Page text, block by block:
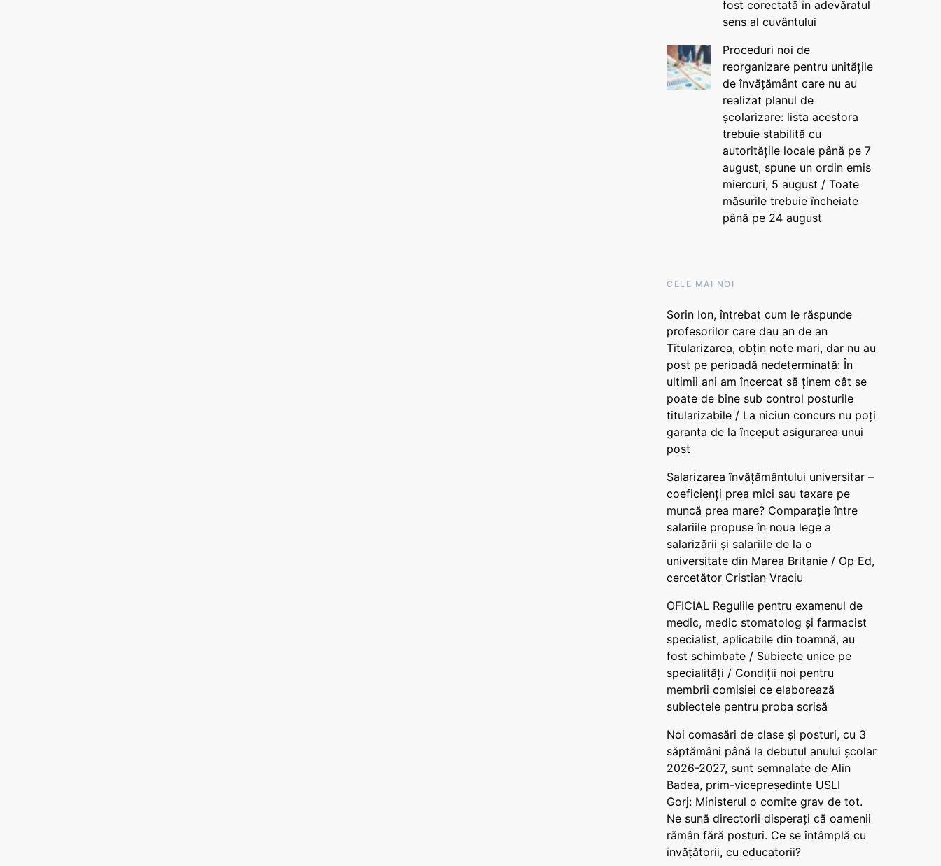
fost corectată în adevăratul
sens al cuvântului
Proceduri noi de
reorganizare pentru unitățile
de învățământ care nu au
realizat planul de
școlarizare: lista acestora
trebuie stabilită cu
autoritățile locale până pe 7
august, spune un ordin emis
miercuri, 5 august / Toate
măsurile trebuie încheiate
până pe 24 august
CELE MAI NOI
Sorin Ion, întrebat cum le răspunde
profesorilor care dau an de an
Titularizarea, obțin note mari, dar nu au
post pe perioadă nedeterminată: În
ultimii ani am încercat să ținem cât se
poate de bine sub control posturile
titularizabile / La niciun concurs nu poți
garanta de la început asigurarea unui
post
Salarizarea învățământului universitar –
coeficienți prea mici sau taxare pe
muncă prea mare? Comparație între
salariile propuse în noua lege a
salarizării și salariile de la o
universitate din Marea Britanie / Op Ed,
cercetător Cristian Vraciu
OFICIAL Regulile pentru examenul de
medic, medic stomatolog și farmacist
specialist, aplicabile din toamnă, au
fost schimbate / Subiecte unice pe
specialități / Condiții noi pentru
membrii comisiei ce elaborează
subiectele pentru proba scrisă
Noi comasări de clase și posturi, cu 3
săptămâni până la debutul anului școlar
2026-2027, sunt semnalate de Alin
Badea, prim-vicepreședinte USLI
Gorj: Ministerul o comite grav de tot.
Ne sună directorii disperați că oamenii
rămân fără posturi. Ce se întâmplă cu
învățătorii, cu educatorii?